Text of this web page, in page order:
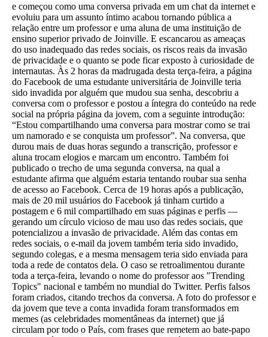
e começou como uma conversa privada em um chat da internet e
evoluiu para um assunto íntimo acabou tornando pública a
relação entre um professor e uma aluna de uma instituição de
ensino superior privado de Joinville. E escancarou as ameaças
do uso inadequado das redes sociais, os riscos reais da invasão
de privacidade e o quanto se pode ficar exposto à curiosidade de
internautas. Às 2 horas da madrugada desta terça-feira, a página
do Facebook de uma estudante universitária de Joinville teria
sido invadida por alguém que mudou sua senha, descobriu a
conversa com o professor e postou a íntegra do conteúdo na rede
social na própria página da jovem, com a seguinte introdução:
“Estou compartilhando uma conversa para mostrar como se trai
um namorado e se conquista um professor”. Na conversa, que
durou mais de duas horas segundo a transcrição, professor e
aluna trocam elogios e marcam um encontro. Também foi
publicado o trecho de uma segunda conversa, na qual a
estudante afirma que alguém estaria tentando roubar sua senha
de acesso ao Facebook. Cerca de 19 horas após a publicação,
mais de 20 mil usuários do Facebook já tinham curtido a
postagem e 6 mil compartilhado em suas páginas e perfis —
gerando um círculo vicioso de mau uso das redes sociais, que
potencializou a invasão de privacidade. Além das contas em
redes sociais, o e-mail da jovem também teria sido invadido,
segundo colegas, e a mesma mensagem teria sido enviada para
toda a rede de contatos dela. O caso se retroalimentou durante
toda a terça-feira, levando o nome do professor aos "Trending
Topics" nacional e também no mundial do Twitter. Perfis falsos
foram criados, citando trechos da conversa. A foto do professor e
da jovem que teve a conta invadida foram transformados em
memes (as celebridades momentâneas da internet) que já
circulam por todo o País, com frases que remetem ao bate-papo